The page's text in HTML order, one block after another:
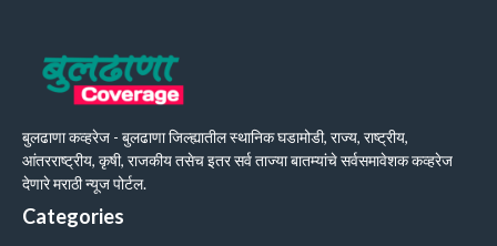
बुलढाणा कव्हरेज - बुलढाणा जिल्ह्यातील स्थानिक घडामोडी, राज्य, राष्ट्रीय,
आंतरराष्ट्रीय, कृषी, राजकीय तसेच इतर सर्व ताज्या बातम्यांचे सर्वसमावेशक कव्हरेज
देणारे मराठी न्यूज पोर्टल.
Categories